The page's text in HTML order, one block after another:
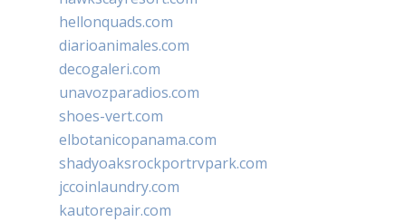
hellonquads.com
diarioanimales.com
decogaleri.com
unavozparadios.com
shoes-vert.com
elbotanicopanama.com
shadyoaksrockportrvpark.com
jccoinlaundry.com
kautorepair.com